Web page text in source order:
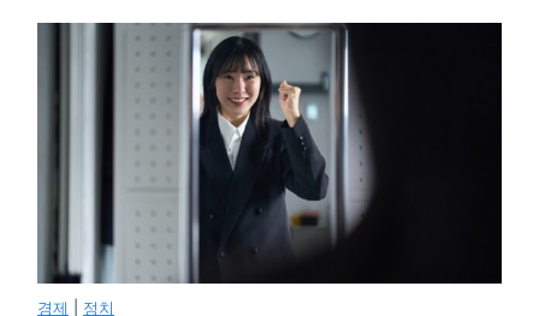
경제 정치